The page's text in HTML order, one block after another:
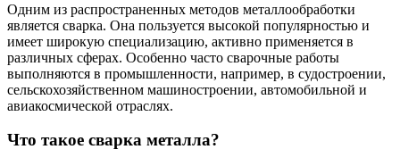
Одним из распространенных методов металлообработки
является сварка. Она пользуется высокой популярностью и
имеет широкую специализацию, активно применяется в
различных сферах. Особенно часто сварочные работы
выполняются в промышленности, например, в судостроении,
сельскохозяйственном машиностроении, автомобильной и
авиакосмической отраслях.
Что такое сварка металла?